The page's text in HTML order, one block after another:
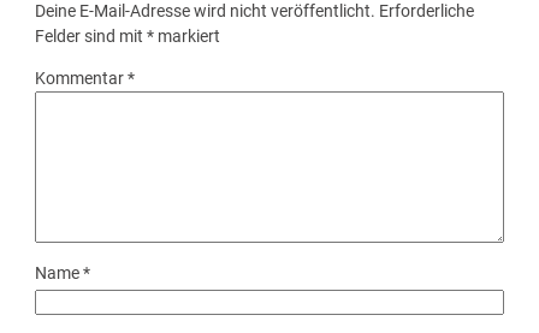
Deine E-Mail-Adresse wird nicht veröffentlicht. Erforderliche
Felder sind mit* markiert
Kommentar*
Name*